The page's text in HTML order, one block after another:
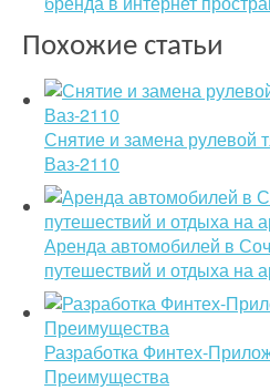
Похожие статьи
Снятие и замена рулевой
Ваз-2110
Аренда автомобилей в
путешествий и отдыха на
Разработка Финтех-
Преимущества